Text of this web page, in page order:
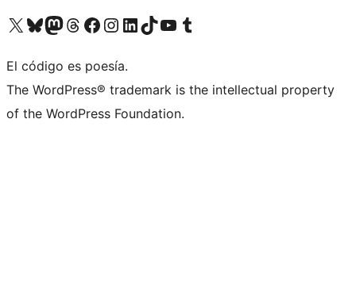
Visita nuestra cuenta de X (anteriormente Twitter)
Visita nuestra cuenta de Bluesky
Visita nuestra cuenta de Mastodon
Visita nuestra cuenta de Threads
Visita nuestra página de Facebook
Visita nuestra cuenta de Instagram
Visita nuestra cuenta de LinkedIn
Visita nuestra cuenta de TikTok
Visita nuestro canal de YouTube
Visita nuestra cuenta de Tumblr
El código es poesía.
The WordPress® trademark is the intellectual property
of the WordPress Foundation.